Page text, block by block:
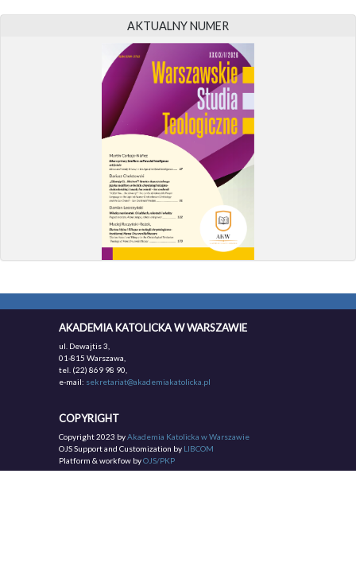
AKTUALNY NUMER
AKADEMIA KATOLICKA W WARSZAWIE
ul. Dewajtis 3,
01-815 Warszawa,
tel. (22) 869 98 90,
e-mail: sekretariat@akademiakatolicka.pl
COPYRIGHT
Copyright 2023 byAkademia Katolicka w Warszawie
OJS Support and Customization by LIBCOM
Platform & workfow byOJS/PKP